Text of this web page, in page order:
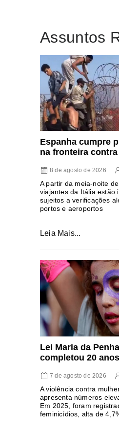
Assuntos
Espanha cumpre
na fronteira
8 de agosto de 2026
A partir da meia-noite
viajantes da Itália estão
sujeitos a verificações
portos e aeroportos
Leia Mais...
Lei Maria da Penha
completou 20 anos
7 de agosto de 2026
A violência contra
apresenta números
Em 2025, foram
feminicídios, alta de